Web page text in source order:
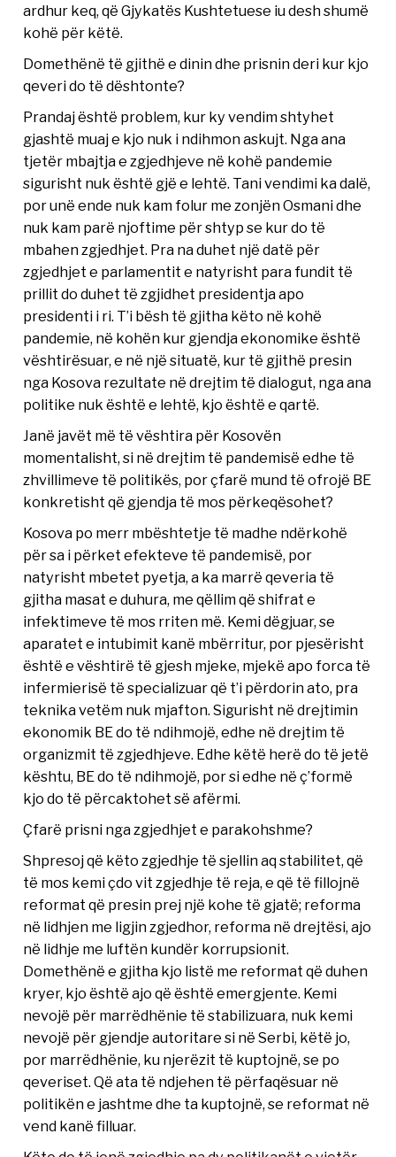
ardhur keq, që Gjykatës Kushtetuese iu desh shumë
kohë për këtë.
Domethënë të gjithë e dinin dhe prisnin deri kur kjo
qeveri do të dështonte?
Prandaj është problem, kur ky vendim shtyhet
gjashtë muaj e kjo nuk i ndihmon askujt. Nga ana
tjetër mbajtja e zgjedhjeve në kohë pandemie
sigurisht nuk është gjë e lehtë. Tani vendimi ka dalë,
por unë ende nuk kam folur me zonjën Osmani dhe
nuk kam parë njoftime për shtyp se kur do të
mbahen zgjedhjet. Pra na duhet një datë për
zgjedhjet e parlamentit e natyrisht para fundit të
prillit do duhet të zgjidhet presidentja apo
presidenti i ri. T’i bësh të gjitha këto në kohë
pandemie, në kohën kur gjendja ekonomike është
vështirësuar, e në një situatë, kur të gjithë presin
nga Kosova rezultate në drejtim të dialogut, nga ana
politike nuk është e lehtë, kjo është e qartë.
Janë javët më të vështira për Kosovën
momentalisht, si në drejtim të pandemisë edhe të
zhvillimeve të politikës, por çfarë mund të ofrojë BE
konkretisht që gjendja të mos përkeqësohet?
Kosova po merr mbështetje të madhe ndërkohë
për sa i përket efekteve të pandemisë, por
natyrisht mbetet pyetja, a ka marrë qeveria të
gjitha masat e duhura, me qëllim që shifrat e
infektimeve të mos rriten më. Kemi dëgjuar, se
aparatet e intubimit kanë mbërritur, por pjesërisht
është e vështirë të gjesh mjeke, mjekë apo forca të
infermierisë të specializuar që t’i përdorin ato, pra
teknika vetëm nuk mjafton. Sigurisht në drejtimin
ekonomik BE do të ndihmojë, edhe në drejtim të
organizmit të zgjedhjeve. Edhe këtë herë do të jetë
kështu, BE do të ndihmojë, por si edhe në ç’formë
kjo do të përcaktohet së afërmi.
Çfarë prisni nga zgjedhjet e parakohshme?
Shpresoj që këto zgjedhje të sjellin aq stabilitet, që
të mos kemi çdo vit zgjedhje të reja, e që të fillojnë
reformat që presin prej një kohe të gjatë; reforma
në lidhjen me ligjin zgjedhor, reforma në drejtësi, ajo
në lidhje me luftën kundër korrupsionit.
Domethënë e gjitha kjo listë me reformat që duhen
kryer, kjo është ajo që është emergjente. Kemi
nevojë për marrëdhënie të stabilizuara, nuk kemi
nevojë për gjendje autoritare si në Serbi, këtë jo,
por marrëdhënie, ku njerëzit të kuptojnë, se po
qeveriset. Që ata të ndjehen të përfaqësuar në
politikën e jashtme dhe ta kuptojnë, se reformat në
vend kanë filluar.